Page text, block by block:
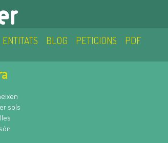
ENTITATS BLOG PETICIONS PDF
sols